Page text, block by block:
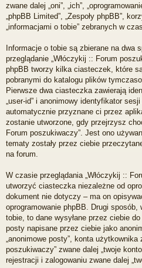
zwane dalej „oni”, „ich”,
„phpBB Limited”, „Zespoły phpBB”,
„informacjami o tobie” zebranych w
Informacje o tobie są zbierane na dwa
przeglądanie „Włóczykij :: Forum
phpBB tworzy kilka ciasteczek, które
pobranymi do katalogu plików
Pierwsze dwa ciasteczka zawierają
„user-id” i anonimowy identyfikator sesji
automatycznie przyznane ci przez
zostanie utworzone, gdy przejrzysz
Forum poszukiwaczy”. Jest ono
tematy zostały przez ciebie
na forum.
W czasie przeglądania „Włóczykij ::
utworzyć ciasteczka niezależne od
dokument nie dotyczy – ma on
oprogramowanie phpBB. Drugi
tobie, to dane wysyłane przez ciebie
posty napisane przez ciebie jako
„anonimowe posty”, konta użytkownika
poszukiwaczy” zwane dalej „twoje
rejestracji i zalogowaniu zwane dalej